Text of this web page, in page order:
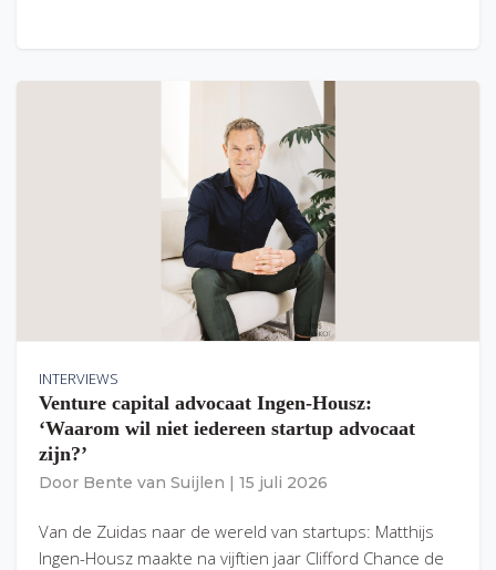
INTERVIEWS
Venture capital advocaat Ingen-Housz:
‘Waarom wil niet iedereen startup advocaat
zijn?’
Door Bente van Suijlen 15 juli 2026
Van de Zuidas naar de wereld van startups: Matthijs
Ingen-Housz maakte na vijftien jaar Clifford Chance de